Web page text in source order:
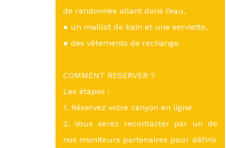
de randonnée allant dans l’eau,
● un maillot de bain et une serviette,
● des vêtements de rechange
COMMENT RESERVER ?
Les étapes :
1. Réservez votre canyon en ligne
2. Vous serez recontacter par un de
nos moniteurs partenaires pour définir